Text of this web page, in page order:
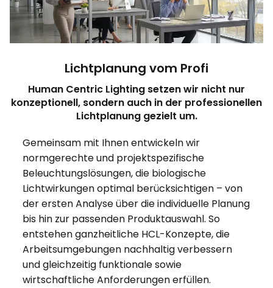
Lichtplanung vom Profi
Human Centric Lighting setzen wir nicht nur
konzeptionell, sondern auch in der professionellen
Lichtplanung gezielt um.
Gemeinsam mit Ihnen entwickeln wir
normgerechte und projektspezifische
Beleuchtungslösungen, die biologische
Lichtwirkungen optimal berücksichtigen – von
der ersten Analyse über die individuelle Planung
bis hin zur passenden Produktauswahl. So
entstehen ganzheitliche HCL-Konzepte, die
Arbeitsumgebungen nachhaltig verbessern
und gleichzeitig funktionale sowie
wirtschaftliche Anforderungen erfüllen.